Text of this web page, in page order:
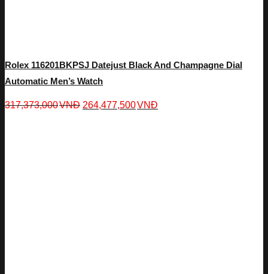
Rolex 116201BKPSJ Datejust Black And Champagne Dial
Automatic Men’s Watch
317,373,000VNĐ 264,477,500VNĐ